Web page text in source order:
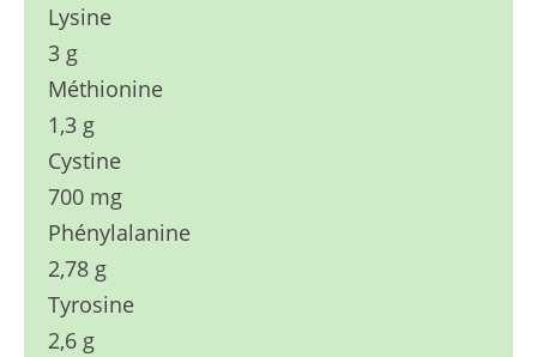
Lysine
3 g
Méthionine
1,3 g
Cystine
700 mg
Phénylalanine
2,78 g
Tyrosine
2,6 g